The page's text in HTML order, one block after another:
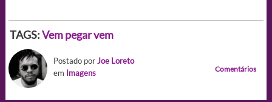
TAGS:Vem pegar vem
Postado porJoe Loreto
em Imagens Comentários